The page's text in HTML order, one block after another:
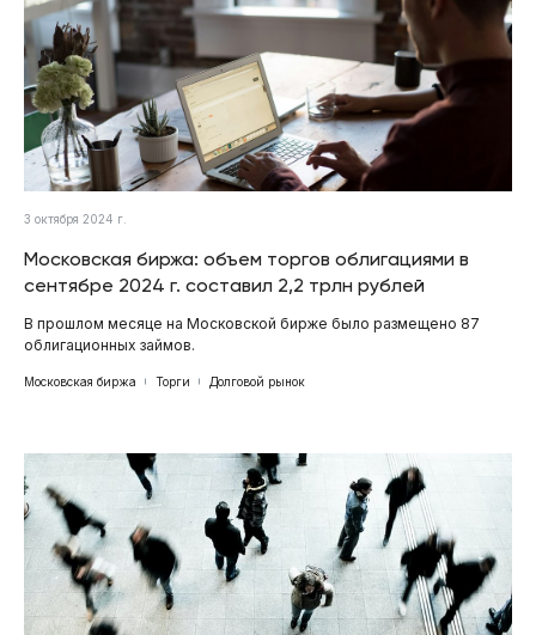
3 октября 2024 г.
Московская биржа: объем торгов облигациями в
сентябре 2024 г. составил 2,2 трлн рублей
В прошлом месяце на Московской бирже было размещено 87
облигационных займов.
Московская биржа Торги Долговой рынок